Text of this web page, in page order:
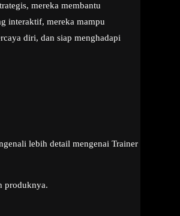
mereka membantu
interaktif, mereka mampu
diri, dan siap menghadapi
lebih detail mengenai Trainer
produknya.